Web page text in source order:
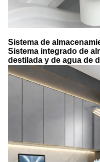
Sistema de
Sistema integrado de
destilada y de agua de